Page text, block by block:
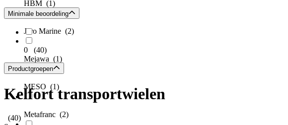
HBM (1)
Jero Marine (2)
Mejawa (1)
MESO (1)
Metafranc (2)
Minimale beoordeling
0 (40)
Productgroepen
Kelfort transportwielen
(40)